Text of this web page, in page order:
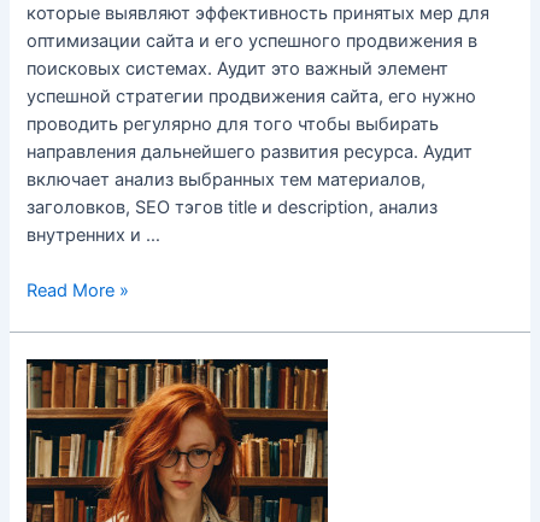
которые выявляют эффективность принятых мер для
оптимизации сайта и его успешного продвижения в
поисковых системах. Аудит это важный элемент
успешной стратегии продвижения сайта, его нужно
проводить регулярно для того чтобы выбирать
направления дальнейшего развития ресурса. Аудит
включает анализ выбранных тем материалов,
заголовков, SEO тэгов title и description, анализ
внутренних и …
Технический
Read More »